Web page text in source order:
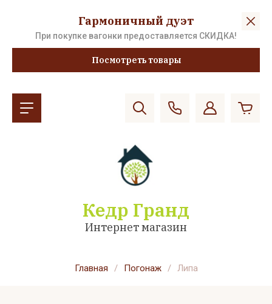
Гармоничный дуэт
При покупке вагонки предоставляется СКИДКА!
Посмотреть товары
Кедр Гранд
Интернет магазин
Главная / Погонаж / Липа